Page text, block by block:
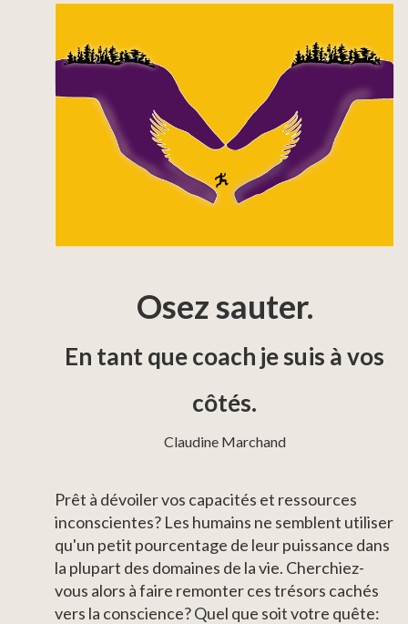
Osez sauter.
En tant que coach je suis à vos
côtés.
Claudine Marchand
Prêt à dévoiler vos capacités et ressources
inconscientes? Les humains ne semblent utiliser
qu'un petit pourcentage de leur puissance dans
la plupart des domaines de la vie. Cherchiez-
vous alors à faire remonter ces trésors cachés
vers la conscience? Quel que soit votre quête: